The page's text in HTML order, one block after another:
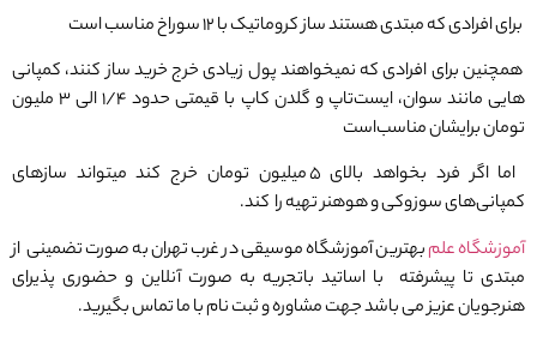
برای افرادی که مبتدی هستند ساز کروماتیک با ۱۲ سوراخ مناسب است
همچنین برای افرادی که نمیخواهند پول زیادی خرج خرید ساز کنند، کمپانی
هایی مانند سوان، ایست‌تاپ و گلدن کاپ با قیمتی حدود ۱/۴ الی ۳ ملیون
تومان برایشان مناسب‌است
اما اگر فرد بخواهد بالای ۵ میلیون تومان خرج کند میتواند سازهای
کمپانی‌های سوزوکی و هوهنر تهیه را کند.
آموزشگاه علمبهترین آموزشگاه موسیقی در غرب تهران به صورت تضمینی از
مبتدی تا پیشرفته با اساتید باتجریه به صورت آنلاین و حضوری پذیرای
هنرجویان عزیز می باشد جهت مشاوره و ثبت نام با ما تماس بگیرید.